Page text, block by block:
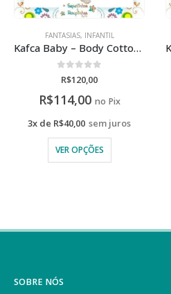
FANTASIAS, INFANTIL
Kafca Baby – Body Cotton Ballet
0de 5
R$120,00
R$114,00 no Pix
3x de R$40,00 sem juros
VER OPÇÕES
SOBRE NÓS